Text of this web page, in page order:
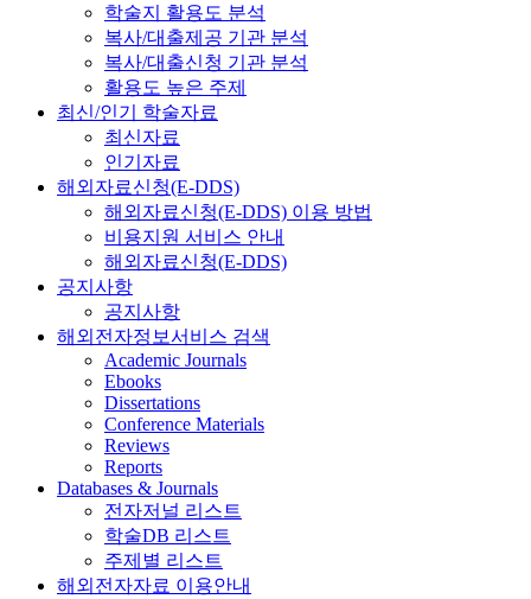
학술지 활용도 분석
복사/대출제공 기관 분석
복사/대출신청 기관 분석
활용도 높은 주제
최신/인기 학술자료
최신자료
인기자료
해외자료신청(E-DDS)
해외자료신청(E-DDS) 이용 방법
비용지원 서비스 안내
해외자료신청(E-DDS)
공지사항
공지사항
해외전자정보서비스 검색
Academic Journals
Ebooks
Dissertations
Conference Materials
Reviews
Reports
Databases & Journals
전자저널 리스트
학술DB 리스트
주제별 리스트
해외전자자료 이용안내